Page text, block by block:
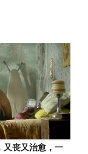
又丧又治愈，一